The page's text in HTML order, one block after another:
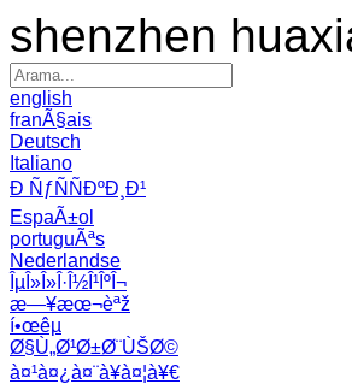
shenzhen
english
franÃ§ais
Deutsch
Italiano
Ð ÑƒÑÑÐºÐ¸Ð¹
EspaÃ±ol
portuguÃªs
Nederlandse
ÎµÎ»Î»Î·Î½Î¹ÎºÎ¬
æ—¥æœ¬èªž
í•œêµ­
Ø§Ù„Ø¹Ø±Ø¨ÙŠØ©
à¤¹à¤¿à¤¨à¥à¤¦à¥€